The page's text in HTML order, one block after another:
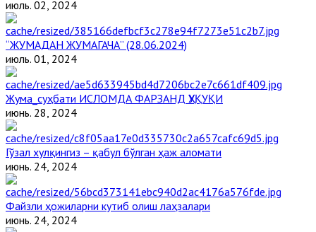
июль. 02, 2024
“ЖУМАДАН ЖУМАГАЧА” (28.06.2024)
июль. 01, 2024
Жума_суҳбати ИСЛОМДА ФАРЗАНД ҲУҚУҚИ
июнь. 28, 2024
Гўзал хулқингиз – қабул бўлган ҳаж аломати
июнь. 24, 2024
Файзли ҳожиларни кутиб олиш лаҳзалари
июнь. 24, 2024